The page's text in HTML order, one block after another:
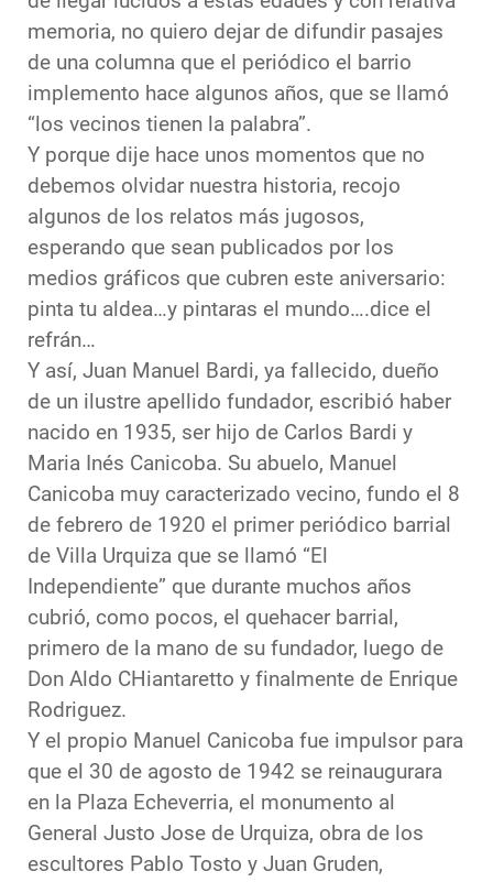
memoria, no quiero dejar de difundir pasajes
de una columna que el periódico el barrio
implemento hace algunos años, que se llamó
“los vecinos tienen la palabra”.
Y porque dije hace unos momentos que no
debemos olvidar nuestra historia, recojo
algunos de los relatos más jugosos,
esperando que sean publicados por los
medios gráficos que cubren este aniversario:
pinta tu aldea…y pintaras el mundo….dice el
refrán…
Y así, Juan Manuel Bardi, ya fallecido, dueño
de un ilustre apellido fundador, escribió haber
nacido en 1935, ser hijo de Carlos Bardi y
Maria Inés Canicoba. Su abuelo, Manuel
Canicoba muy caracterizado vecino, fundo el 8
de febrero de 1920 el primer periódico barrial
de Villa Urquiza que se llamó “El
Independiente” que durante muchos años
cubrió, como pocos, el quehacer barrial,
primero de la mano de su fundador, luego de
Don Aldo CHiantaretto y finalmente de Enrique
Rodriguez.
Y el propio Manuel Canicoba fue impulsor para
que el 30 de agosto de 1942 se reinaugurara
en la Plaza Echeverria, el monumento al
General Justo Jose de Urquiza, obra de los
escultores Pablo Tosto y Juan Gruden,